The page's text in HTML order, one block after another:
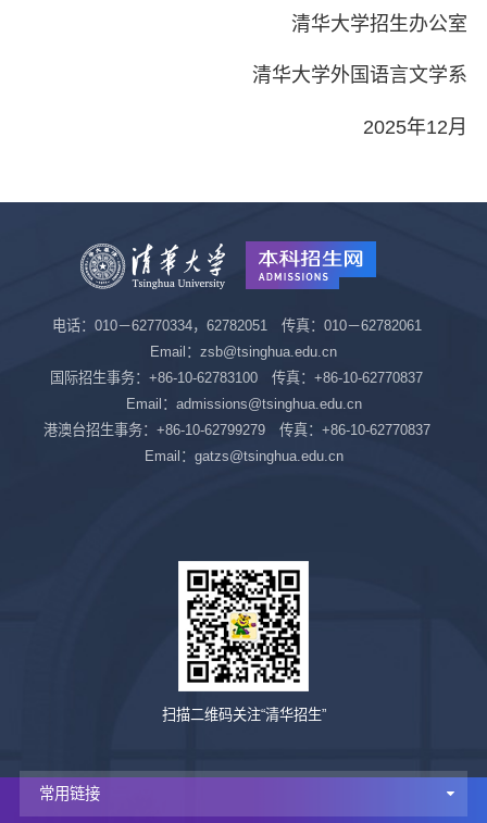
清华大学招生办公室
清华大学外国语言文学系
2025年12月
电话：010－62770334，62782051 传真：010－62782061
Email：zsb@tsinghua.edu.cn
国际招生事务：+86-10-62783100 传真：+86-10-62770837
Email：admissions@tsinghua.edu.cn
港澳台招生事务：+86-10-62799279 传真：+86-10-62770837
Email：gatzs@tsinghua.edu.cn
扫描二维码关注“清华招生”
常用链接